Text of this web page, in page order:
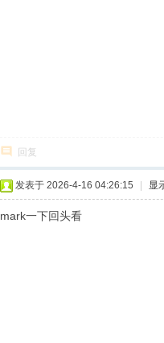
回复
发表于 2026-4-16 04:26:15 显
mark一下回头看